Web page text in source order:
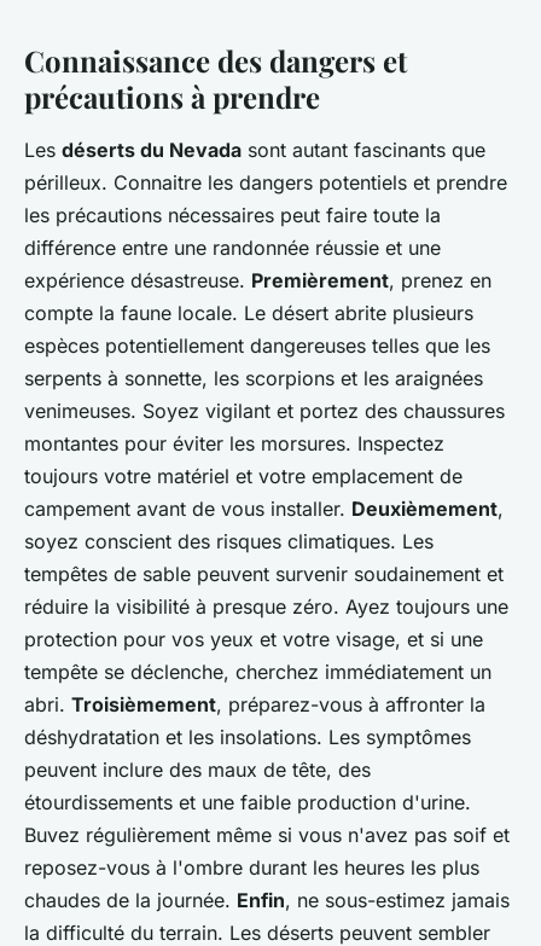
Connaissance des dangers et
précautions à prendre
Les déserts du Nevada sont autant fascinants que
périlleux. Connaitre les dangers potentiels et prendre
les précautions nécessaires peut faire toute la
différence entre une randonnée réussie et une
expérience désastreuse. Premièrement, prenez en
compte la faune locale. Le désert abrite plusieurs
espèces potentiellement dangereuses telles que les
serpents à sonnette, les scorpions et les araignées
venimeuses. Soyez vigilant et portez des chaussures
montantes pour éviter les morsures. Inspectez
toujours votre matériel et votre emplacement de
campement avant de vous installer. Deuxièmement,
soyez conscient des risques climatiques. Les
tempêtes de sable peuvent survenir soudainement et
réduire la visibilité à presque zéro. Ayez toujours une
protection pour vos yeux et votre visage, et si une
tempête se déclenche, cherchez immédiatement un
abri. Troisièmement, préparez-vous à affronter la
déshydratation et les insolations. Les symptômes
peuvent inclure des maux de tête, des
étourdissements et une faible production d'urine.
Buvez régulièrement même si vous n'avez pas soif et
reposez-vous à l'ombre durant les heures les plus
chaudes de la journée. Enfin, ne sous-estimez jamais
la difficulté du terrain. Les déserts peuvent sembler